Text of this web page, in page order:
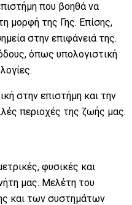
που βοηθά να
μορφή της Γης. Επίσης,
στην επιφάνειά της.
όπως υπολογιστική
στην επιστήμη και την
περιοχές της ζωής μας.
φυσικές και
μας. Μελέτη του
και των συστημάτων